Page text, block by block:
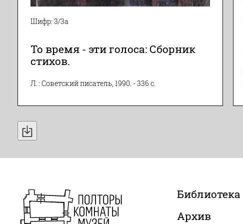
Шифр: 3/3а
То время - эти голоса: Сборник
стихов.
Л. : Советский писатель, 1990. - 336 с.
Библиотека
Архив